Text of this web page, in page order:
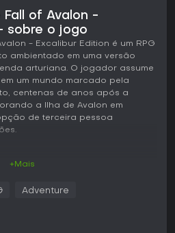
Fall of Avalon -
sobre o jogo
- Excalibur Edition é um RPG
ambientado em uma versão
arturiana. O jogador assume
um mundo marcado pela
centenas de anos após a
a Ilha de Avalon em
de terceira pessoa
priorizam a liberdade, sem
+Mais
Adventure